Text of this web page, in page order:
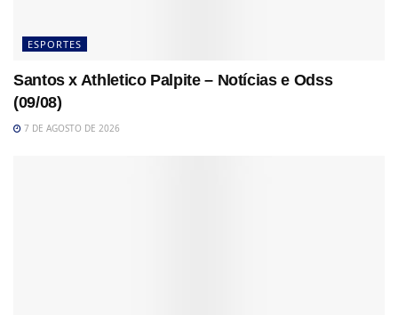
ESPORTES
Santos x Athletico Palpite – Notícias e Odss
(09/08)
7 DE AGOSTO DE 2026